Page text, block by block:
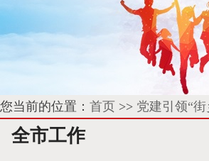
您当前的位置： 首页 >> 党建引领“
全市工作